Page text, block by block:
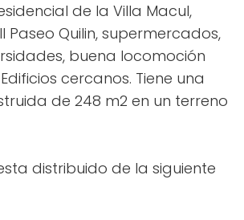
de la Villa Macul,
Quilin, supermercados,
buena locomoción
cercanos. Tiene una
de 248 m2 en un terreno
distribuido de la siguiente